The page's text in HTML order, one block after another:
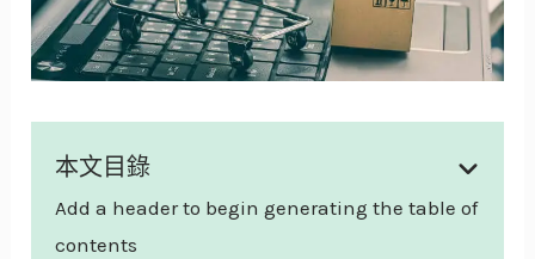
本文目錄
Add a header to begin generating the table of
contents